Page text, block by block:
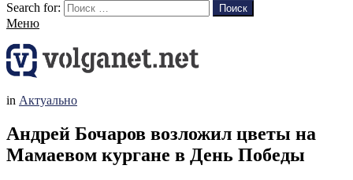
Search for:
Поиск
Меню
in Актуально
Андрей Бочаров возложил цветы на
Мамаевом кургане в День Победы